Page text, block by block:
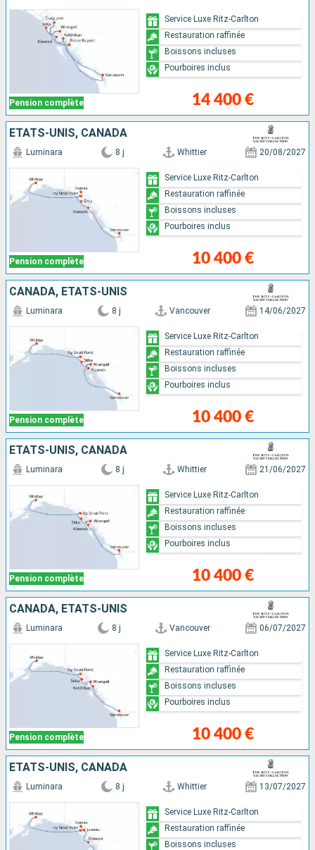
Pension complète 14 400 €
Service Luxe Ritz-Carlton
Restauration raffinée
Boissons incluses
Pourboires inclus
ÉTATS-UNIS, CANADA
Pension complète
Luminara 8 j Whittier 20/08/2027
10 400 €
Service Luxe Ritz-Carlton
Restauration raffinée
Boissons incluses
Pourboires inclus
CANADA, ÉTATS-UNIS
Pension complète
Luminara 8 j Vancouver 14/06/2027
10 400 €
Service Luxe Ritz-Carlton
Restauration raffinée
Boissons incluses
Pourboires inclus
ÉTATS-UNIS, CANADA
Pension complète
Luminara 8 j Whittier 21/06/2027
10 400 €
Service Luxe Ritz-Carlton
Restauration raffinée
Boissons incluses
Pourboires inclus
CANADA, ÉTATS-UNIS
Pension complète
Luminara 8 j Vancouver 06/07/2027
10 400 €
Service Luxe Ritz-Carlton
Restauration raffinée
Boissons incluses
Pourboires inclus
ÉTATS-UNIS, CANADA
Luminara 8 j Whittier 13/07/2027
Service Luxe Ritz-Carlton
Restauration raffinée
Boissons incluses